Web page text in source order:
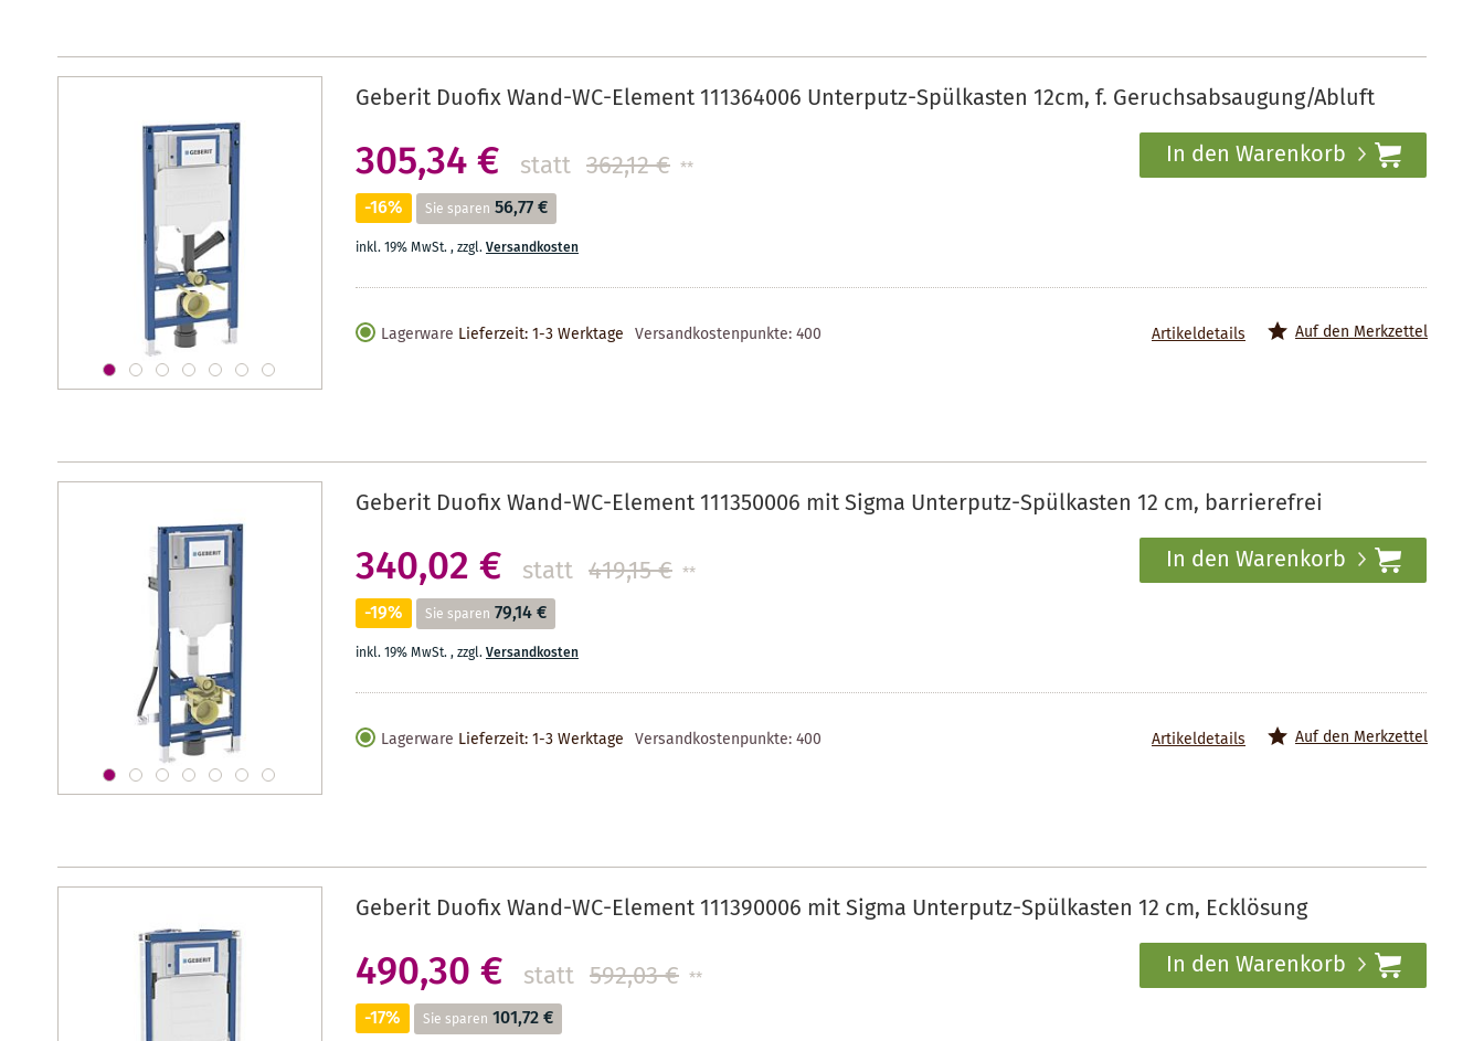
Geberit Duofix Wand-WC-Element 111364006 Unterputz-Spülkasten 12cm, f. Geruchsabsaugung/Abluft
305,34 € statt 362,12 € **
-16% Sie sparen 56,77 €
inkl. 19% MwSt.,zzgl.Versandkosten
In den Warenkorb
Lagerware Lieferzeit: 1-3 Werktage Versandkostenpunkte:400 Auf den Merkzettel
Artikeldetails
Geberit Duofix Wand-WC-Element 111350006 mit Sigma Unterputz-Spülkasten 12 cm, barrierefrei
340,02 € statt 419,15 € **
-19% Sie sparen 79,14 €
inkl. 19% MwSt.,zzgl.Versandkosten
In den Warenkorb
Lagerware Lieferzeit: 1-3 Werktage Versandkostenpunkte:400 Auf den Merkzettel
Artikeldetails
Geberit Duofix Wand-WC-Element 111390006 mit Sigma Unterputz-Spülkasten 12 cm, Ecklösung
490,30 € statt 592,03 € **
-17% Sie sparen 101,72 €
In den Warenkorb